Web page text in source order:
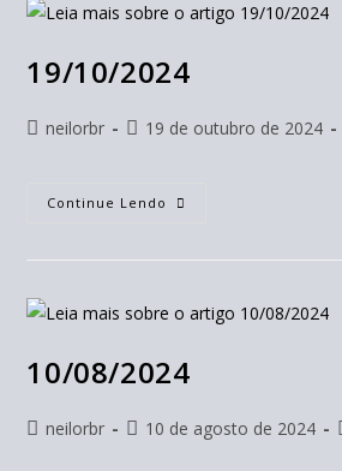
19/10/2024
neilorbr 19 de outubro de 2024
Continue Lendo
10/08/2024
neilorbr 10 de agosto de 2024